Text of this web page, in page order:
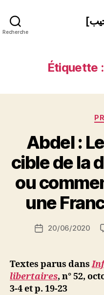
Recherche
Étiquette :
Abdel :
cible de la
ou
une
Date20/06/2020
Textes parus dans
libertaires, n° 52,
3-4 et p. 19-23